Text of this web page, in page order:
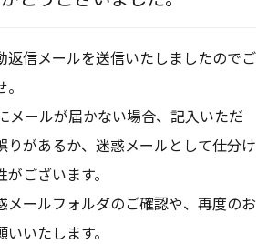
返信メールを送信いたしましたのでご
メールが届かない場合、記入いただ
りがあるか、迷惑メールとして仕分け
ございます。
メールフォルダのご確認や、再度のお
いたします。